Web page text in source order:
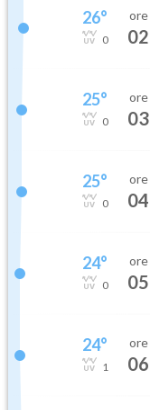
26°
0
ore
02
25°
0
ore
03
25°
0
ore
04
24°
0
ore
05
24°
1
ore
06